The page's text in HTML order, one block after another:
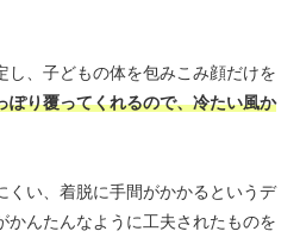
し、子どもの体を包みこみ顔だけを
ぽり覆ってくれるので、冷たい風か
くい、着脱に手間がかかるというデ
かんたんなように工夫されたものを